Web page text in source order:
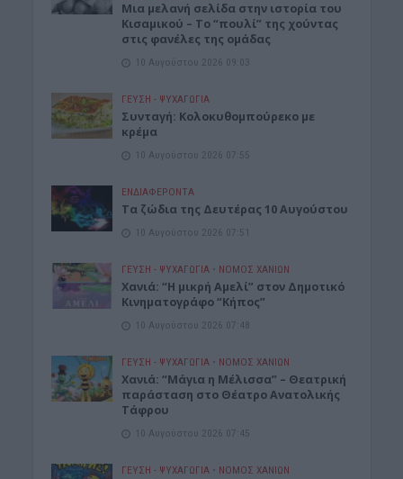
Μια μελανή σελίδα στην ιστορία του
Κισαμικού – Το “πουλί” της χούντας
στις φανέλες της ομάδας
10 Αυγούστου 2026 09:03
ΓΕΎΣΗ - ΨΥΧΑΓΩΓΊΑ
Συνταγή: Κολοκυθομπούρεκο με
κρέμα
10 Αυγούστου 2026 07:55
ΕΝΔΙΑΦΕΡΟΝΤΑ
Τα ζώδια της Δευτέρας 10 Αυγούστου
10 Αυγούστου 2026 07:51
ΓΕΎΣΗ - ΨΥΧΑΓΩΓΊΑ • ΝΟΜΌΣ ΧΑΝΊΩΝ
Χανιά: “Η μικρή Αμελί” στον Δημοτικό
Κινηματογράφο “Κήπος”
10 Αυγούστου 2026 07:48
ΓΕΎΣΗ - ΨΥΧΑΓΩΓΊΑ • ΝΟΜΌΣ ΧΑΝΊΩΝ
Χανιά: “Μάγια η Μέλισσα” – Θεατρική
παράσταση στο Θέατρο Ανατολικής
Τάφρου
10 Αυγούστου 2026 07:45
ΓΕΎΣΗ - ΨΥΧΑΓΩΓΊΑ • ΝΟΜΌΣ ΧΑΝΊΩΝ